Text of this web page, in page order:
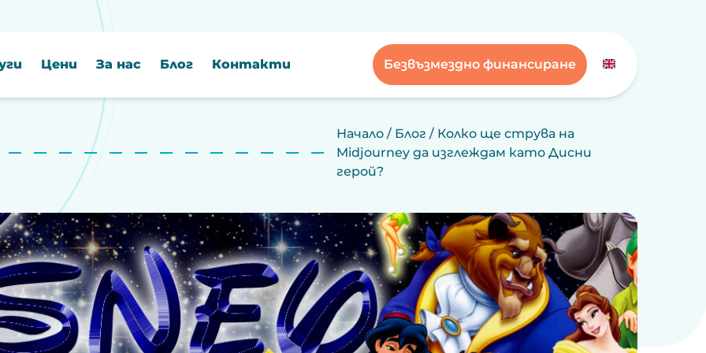
Цени За нас Блог Контакти Безвъзмездно финансиране
Начало / Блог / Колко ще струва на
Midjourney да изглеждам като Дисни
герой?